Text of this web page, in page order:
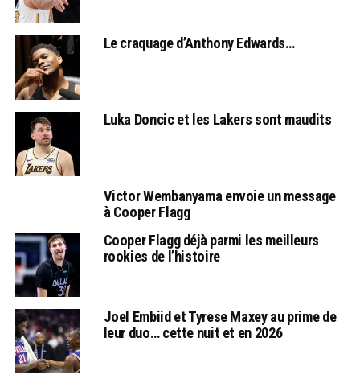
Le craquage d’Anthony Edwards…
Luka Doncic et les Lakers sont maudits
Victor Wembanyama envoie un message
à Cooper Flagg
Cooper Flagg déjà parmi les meilleurs
rookies de l’histoire
Joel Embiid et Tyrese Maxey au prime de
leur duo… cette nuit et en 2026